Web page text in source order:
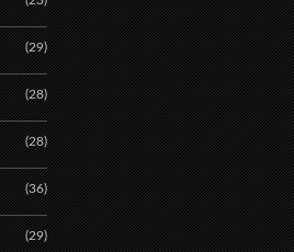
(29)
(28)
(28)
(36)
(29)